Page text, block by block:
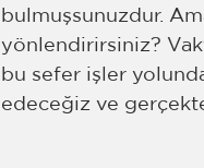
bulmuşsunuzdur.
yönlendirirsiniz?
bu sefer işler
edeceğiz ve